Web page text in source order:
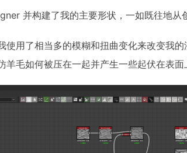
并构建了我的主要形状，一如既往地从
使用了相当多的模糊和扭曲变化来改变我
毛如何被压在一起并产生一些起伏在表面